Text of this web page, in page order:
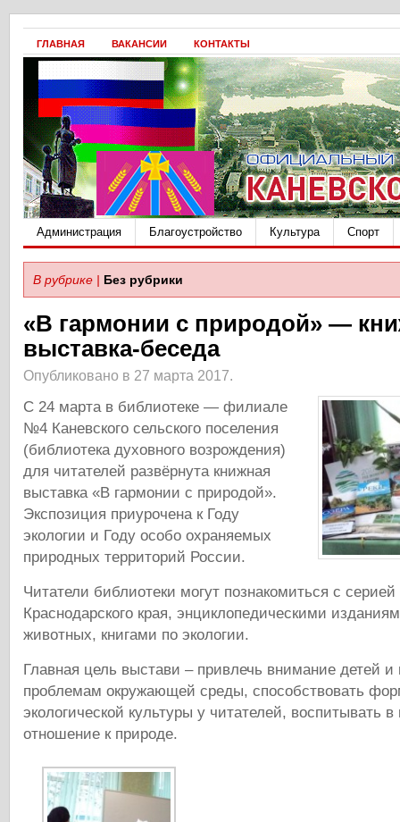
ГЛАВНАЯ ВАКАНСИИ КОНТАКТЫ
Администрация Благоустройство Культура Спорт
В рубрике | Без рубрики
«В гармонии с природой» —
выставка-беседа
Опубликовано в 27 марта 2017.
С 24 марта в библиотеке — филиале
№4 Каневского сельского поселения
(библиотека духовного возрождения)
для читателей развёрнута книжная
выставка «В гармонии с природой».
Экспозиция приурочена к Году
экологии и Году особо охраняемых
природных территорий России.
Читатели библиотеки могут познакомиться с серией
Краснодарского края, энциклопедическими
животных, книгами по экологии.
Главная цель выстави – привлечь внимание детей и
проблемам окружающей среды, способствовать
экологической культуры у читателей, воспитывать
отношение к природе.